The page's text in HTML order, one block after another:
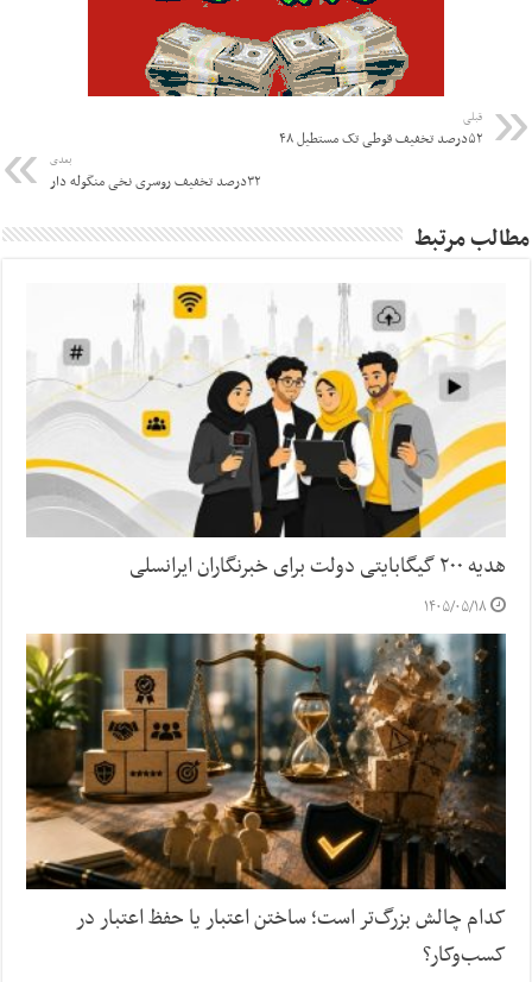
قبلی
۵۲درصد تخفیف قوطی تک مستطیل ۴۸
بعدی
۳۲درصد تخفیف روسری نخی منگوله دار
مطالب مرتبط
هدیه ۲۰۰ گیگابایتی دولت برای خبرنگاران ایرانسلی
۱۴۰۵/۰۵/۱۸
کدام چالش بزرگ‌تر است؛ ساختن اعتبار یا حفظ اعتبار در
کسب‌وکار؟